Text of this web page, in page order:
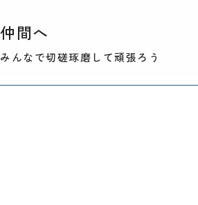
仲間へ
みんなで切磋琢磨して頑張ろう